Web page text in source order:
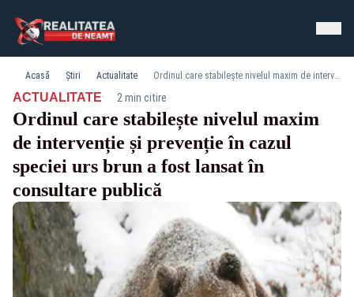
Acasă Știri Actualitate Ordinul care stabilește nivelul maxim de intervenție și prevenție în cazul speciei urs brun a fost lansat în consultare publică
ACTUALITATE· 2 min citire
Ordinul care stabilește nivelul maxim
de intervenție și prevenție în cazul
speciei urs brun a fost lansat în
consultare publică